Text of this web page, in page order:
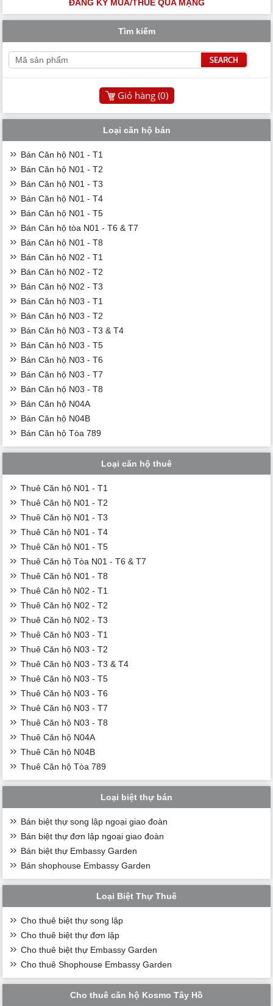
ĐĂNG KÝ MUA/THUÊ QUA MẠNG
Tìm kiếm
Giỏ hàng (0)
Loại căn hộ bán
Bán Căn hộ N01 - T1
Bán Căn hộ N01 - T2
Bán Căn hộ N01 - T3
Bán Căn hộ N01 - T4
Bán Căn hộ N01 - T5
Bán Căn hộ tòa N01 - T6 & T7
Bán Căn hộ N01 - T8
Bán Căn hộ N02 - T1
Bán Căn hộ N02 - T2
Bán Căn hộ N02 - T3
Bán Căn hộ N03 - T1
Bán Căn hộ N03 - T2
Bán Căn hộ N03 - T3 & T4
Bán Căn hộ N03 - T5
Bán Căn hộ N03 - T6
Bán Căn hộ N03 - T7
Bán Căn hộ N03 - T8
Bán Căn hộ N04A
Bán Căn hộ N04B
Bán Căn hộ Tòa 789
Loại căn hộ thuê
Thuê Căn hộ N01 - T1
Thuê Căn hộ N01 - T2
Thuê Căn hộ N01 - T3
Thuê Căn hộ N01 - T4
Thuê Căn hộ N01 - T5
Thuê Căn hộ Tòa N01 - T6 & T7
Thuê Căn hộ N01 - T8
Thuê Căn hộ N02 - T1
Thuê Căn hộ N02 - T2
Thuê Căn hộ N02 - T3
Thuê Căn hộ N03 - T1
Thuê Căn hộ N03 - T2
Thuê Căn hộ N03 - T3 & T4
Thuê Căn hộ N03 - T5
Thuê Căn hộ N03 - T6
Thuê Căn hộ N03 - T7
Thuê Căn hộ N03 - T8
Thuê Căn hộ N04A
Thuê Căn hộ N04B
Thuê Căn hộ Tòa 789
Loại biệt thự bán
Bán biệt thự song lập ngoại giao đoàn
Bán biệt thự đơn lập ngoại giao đoàn
Bán biệt thự Embassy Garden
Bán shophouse Embassy Garden
Loại Biệt Thự Thuê
Cho thuê biệt thự song lập
Cho thuê biệt thự đơn lập
Cho thuê biệt thự Embassy Garden
Cho thuê Shophouse Embassy Garden
Cho thuê căn hộ Kosmo Tây Hồ